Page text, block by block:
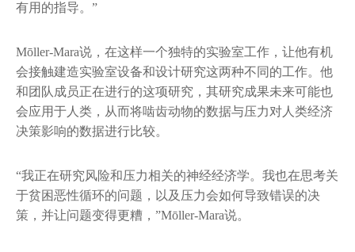
有用的指导。”
Mōller-Mara说，在这样一个独特的实验室工作，让他有机
会接触建造实验室设备和设计研究这两种不同的工作。他
和团队成员正在进行的这项研究，其研究成果未来可能也
会应用于人类，从而将啮齿动物的数据与压力对人类经济
决策影响的数据进行比较。
“我正在研究风险和压力相关的神经经济学。我也在思考关
于贫困恶性循环的问题，以及压力会如何导致错误的决
策，并让问题变得更糟，”Mōller-Mara说。